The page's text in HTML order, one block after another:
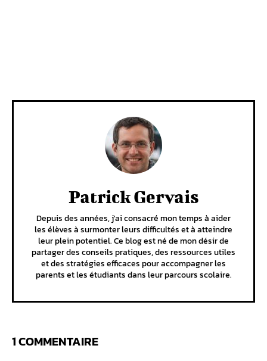
Patrick Gervais
Depuis des années, j'ai consacré mon temps à aider
les élèves à surmonter leurs difficultés et à atteindre
leur plein potentiel. Ce blog est né de mon désir de
partager des conseils pratiques, des ressources utiles
et des stratégies efficaces pour accompagner les
parents et les étudiants dans leur parcours scolaire.
1 COMMENTAIRE